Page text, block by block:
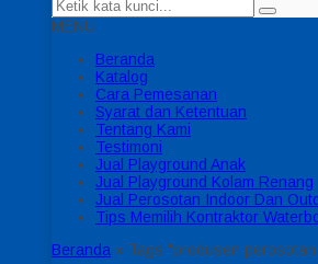
MENU
Beranda
Katalog
Cara Pemesanan
Syarat dan Ketentuan
Tentang Kami
Testimoni
Jual Playground Anak
Jual Playground Kolam Renang
Jual Perosotan Indoor Dan
Tips Memilih Kontraktor
Beranda » Tags "produsen